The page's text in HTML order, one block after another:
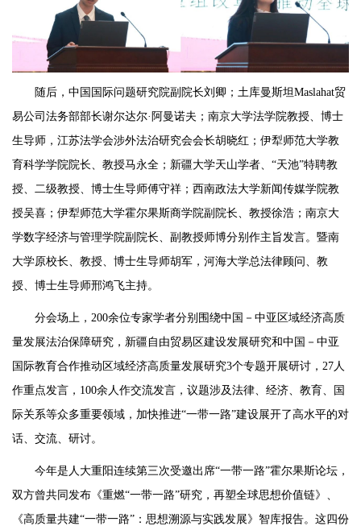
随后，中国国际问题研究院副院长刘卿；土库曼斯坦Maslahat贸
易公司法务部部长谢尔达尔·阿曼诺夫；南京大学法学院教授、博士
生导师，江苏法学会涉外法治研究会会长胡晓红；伊犁师范大学教
育科学学院院长、教授马永全；新疆大学天山学者、“天池”特聘教
授、二级教授、博士生导师傅守祥；西南政法大学新闻传媒学院教
授吴喜；伊犁师范大学霍尔果斯商学院副院长、教授徐浩；南京大
学数字经济与管理学院副院长、副教授师博分别作主旨发言。暨南
大学原校长、教授、博士生导师胡军，河海大学总法律顾问、教
授、博士生导师邢鸿飞主持。
分会场上，200余位专家学者分别围绕中国－中亚区域经济高质
量发展法治保障研究，新疆自由贸易区建设发展研究和中国－中亚
国际教育合作推动区域经济高质量发展研究3个专题开展研讨，27人
作重点发言，100余人作交流发言，议题涉及法律、经济、教育、国
际关系等众多重要领域，加快推进“一带一路”建设展开了高水平的对
话、交流、研讨。
今年是人大重阳连续第三次受邀出席“一带一路”霍尔果斯论坛，
双方曾共同发布《重燃“一带一路”研究，再塑全球思想价值链》、
《高质量共建“一带一路”：思想溯源与实践发展》智库报告。这四份